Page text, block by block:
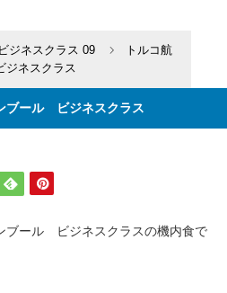
ビジネスクラス 09
トルコ航
ネスクラス
ブール ビジネスクラス
ブール ビジネスクラスの機内食で